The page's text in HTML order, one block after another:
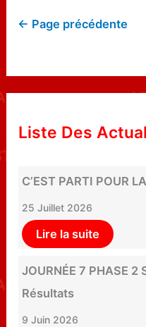
← Page précédente
Liste Des
C’EST PARTI POUR
25 Juillet 2026
Lire la suite
JOURNÉE 7 PHASE
Résultats
9 Juin 2026